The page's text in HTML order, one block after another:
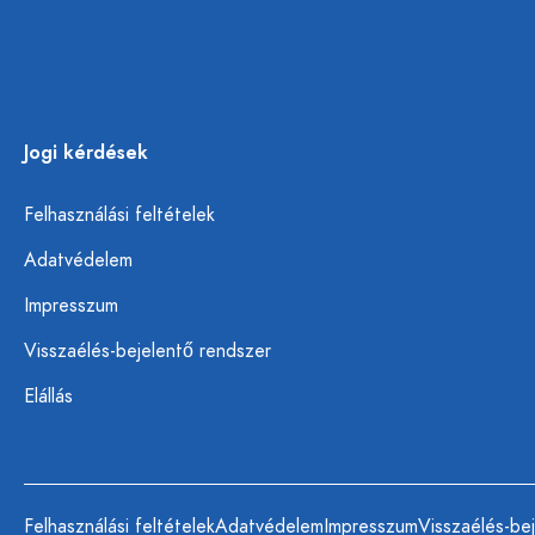
Jogi kérdések
Felhasználási feltételek
Adatvédelem
Impresszum
Visszaélés-bejelentő rendszer
Elállás
Felhasználási feltételekAdatvédelemImpresszumVisszaélés-